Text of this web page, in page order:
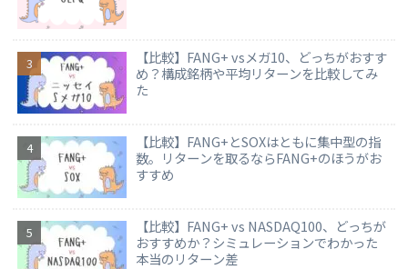
【比較】FANG+ vsメガ10、どっちがおすす
め？構成銘柄や平均リターンを比較してみ
た
【比較】FANG+とSOXはともに集中型の指
数。リターンを取るならFANG+のほうがお
すすめ
【比較】FANG+ vs NASDAQ100、どっちが
おすすめか？シミュレーションでわかった
本当のリターン差